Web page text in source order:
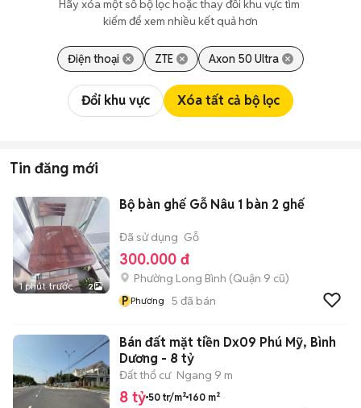
Hãy xóa một số bộ lọc hoặc thay đổi khu vực tìm
kiếm để xem nhiều kết quả hơn
Điện thoại ZTE Axon 50 Ultra
Đổi khu vực Xóa tất cả bộ lọc
Tin đăng mới
1 phút trước 2
Bộ bàn ghế Gỗ Nâu 1 bàn 2 ghế
Đã sử dụng Gỗ
300.000 đ
Phường Long Bình (Quận 9 cũ)
P Phương 5 đã bán
Bán đất mặt tiền Dx09 Phú Mỹ, Bình
Dương - 8 tỷ
Đất thổ cư Ngang 9 m
8 tỷ 50 tr/m² 160 m²